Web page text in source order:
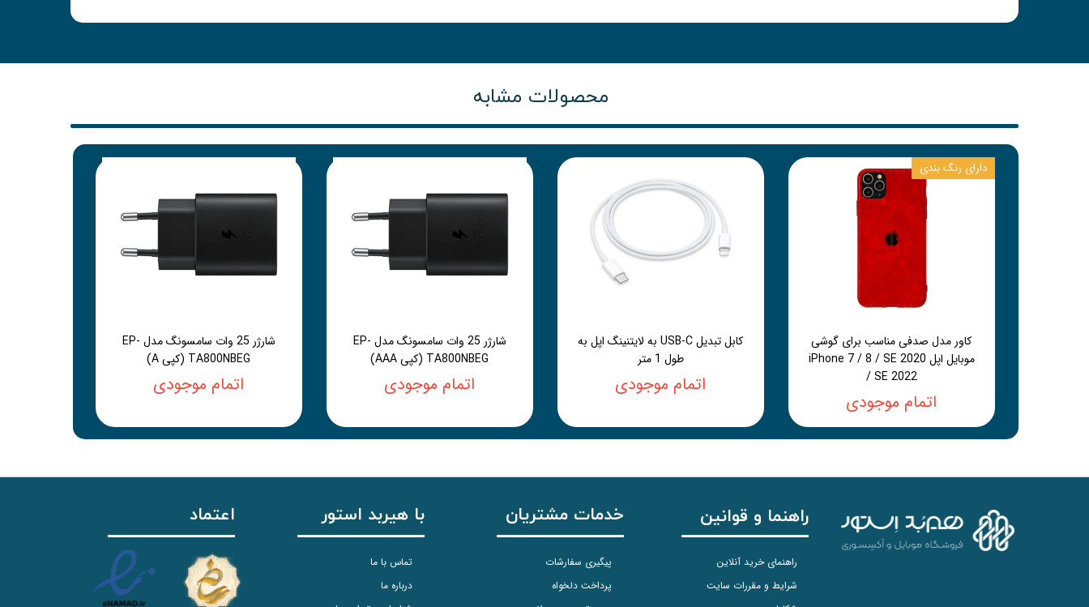
محصولات مشابه
کاور مدل صدفی مناسب برای گوشی
موبایل اپل iPhone 7 / 8 / SE 2020
/ SE 2022
اتمام موجودی
دارای رنگ بندی
کابل تبدیل USB-C به لایتنینگ اپل به
طول 1 متر
اتمام موجودی
شارژر 25 وات سامسونگ مدل EP-
TA800NBEG (کپی AAA)
اتمام موجودی
شارژر 25 وات سامسونگ مدل EP-
TA800NBEG (کپی A)
اتمام موجودی
راهنما و قوانین
راهنمای خرید آنلاین
شرایط و مقررات سایت
خدمات مشتریان
پیگیری سفارشات
پرداخت دلخواه
با هیربد استور
تماس با ما
درباره ما
اعتماد